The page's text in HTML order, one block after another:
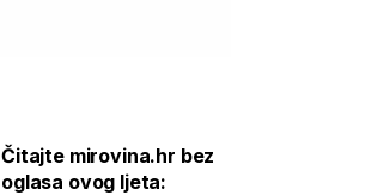
Čitajte mirovina.hr bez
oglasa ovog ljeta: